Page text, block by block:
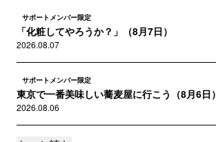
サポートメンバー限定
「化粧してやろうか？」（8月7日）
2026.08.07
サポートメンバー限定
東京で一番美味しい蕎麦屋に行こう（8月6日）
2026.08.06